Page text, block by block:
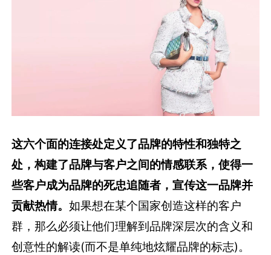
这六个面的连接处定义了品牌的特性和独特之
处，构建了品牌与客户之间的情感联系，使得一
些客户成为品牌的死忠追随者，宣传这一品牌并
贡献热情。如果想在某个国家创造这样的客户
群，那么必须让他们理解到品牌深层次的含义和
创意性的解读(而不是单纯地炫耀品牌的标志)。